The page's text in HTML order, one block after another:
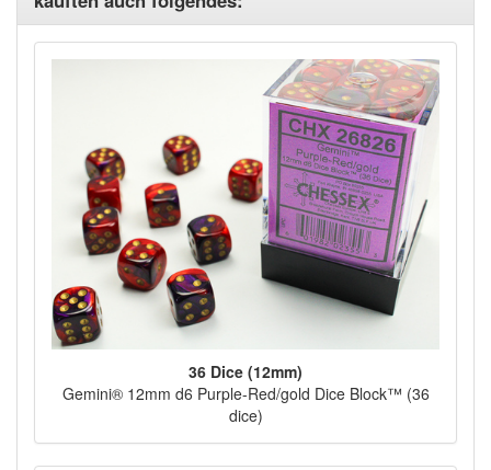
36 Dice (12mm)
Gemini® 12mm d6 Purple-Red/gold Dice Block™ (36
dice)